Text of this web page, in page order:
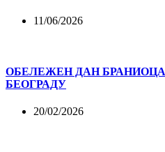
11/06/2026
ОБЕЛЕЖЕН ДАН
БЕОГРАДУ
20/02/2026